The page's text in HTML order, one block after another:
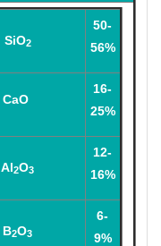
SiO2
50-
56%
CaO
16-
25%
Al2O3
12-
16%
B2O3
6-
9%